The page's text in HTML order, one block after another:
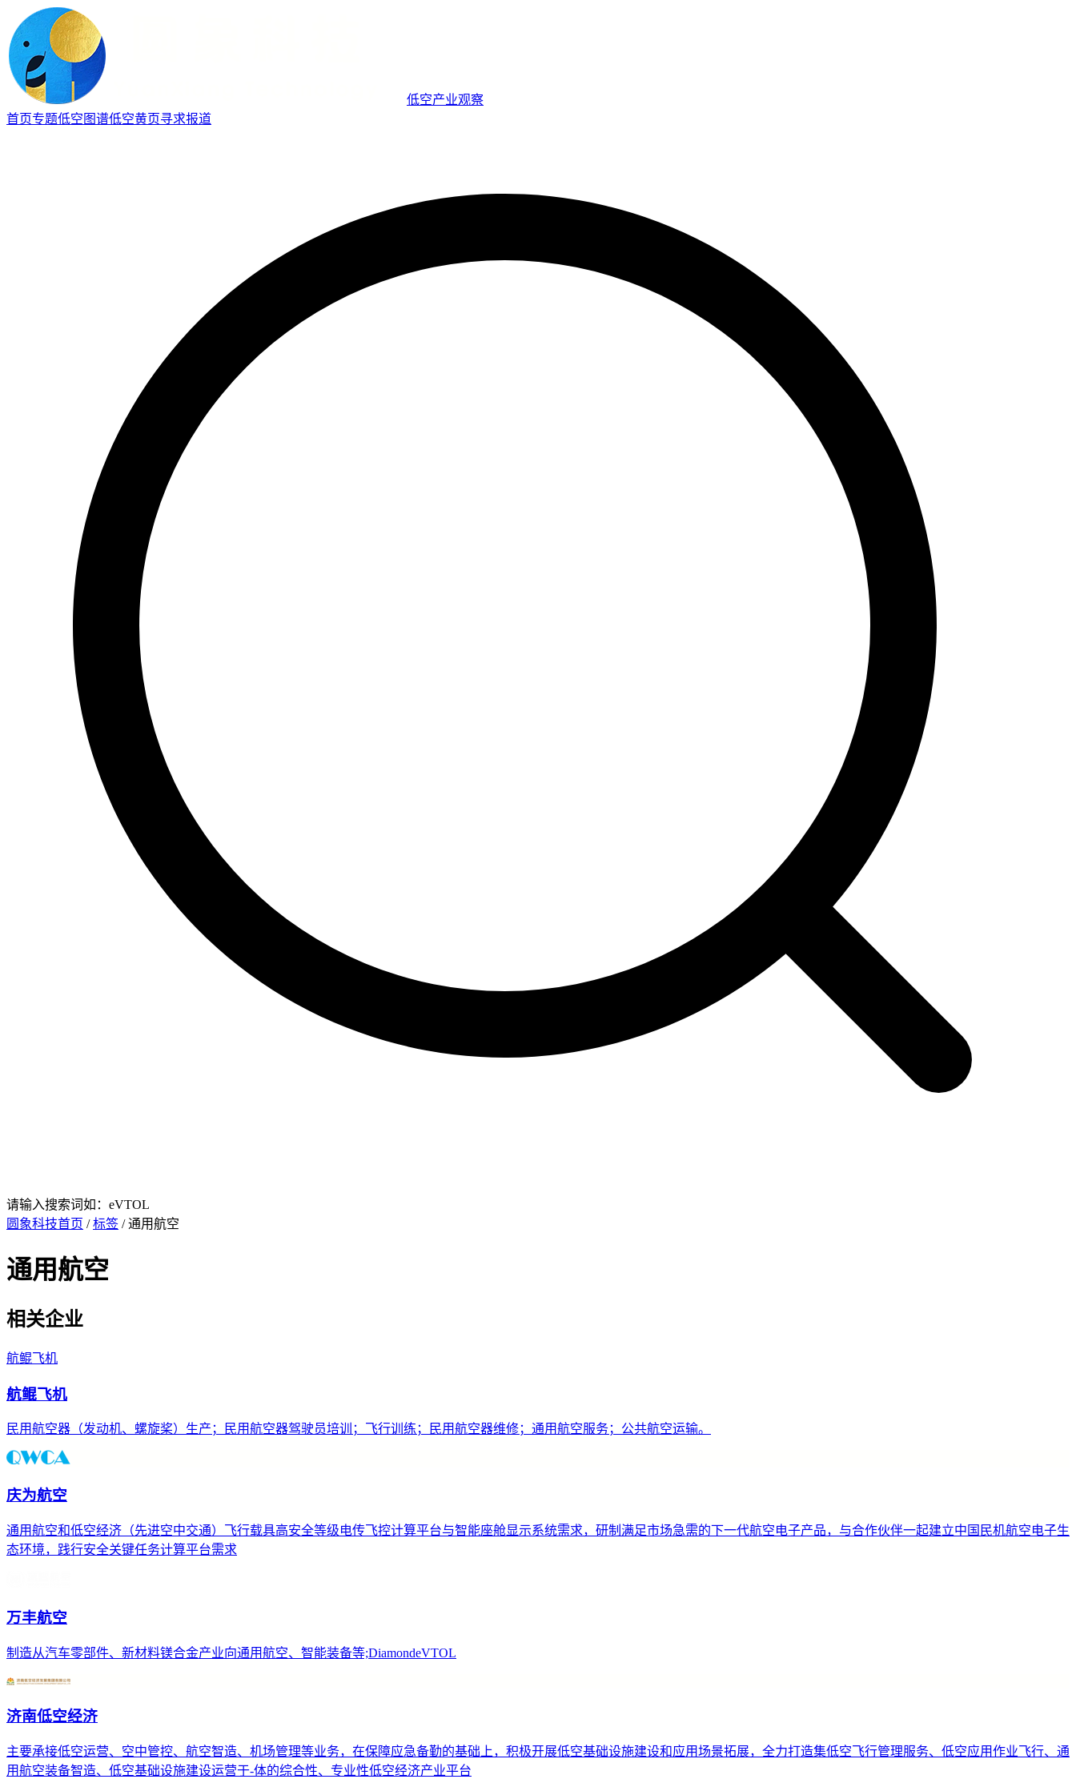
低空产业观察
首页专题低空图谱低空黄页寻求报道
请输入搜索词如：eVTOL
圆象科技首页 /标签 / 通用航空
通用航空
相关企业
航鲲飞机
航鲲飞机
民用航空器（发动机、螺旋桨）生产；民用航空器驾驶员培训；飞行训练；民用航空器维修；通用航空服务；公共航空运输。
庆为航空
通用航空和低空经济（先进空中交通）飞行载具高安全等级电传飞控计算平台与智能座舱显示系统需求，研制满足市场急需的下一代航空电子产品，与合作伙伴一起建立中国民机航空电子生
态环境，践行安全关键任务计算平台需求
万丰航空
制造从汽车零部件、新材料镁合金产业向通用航空、智能装备等;DiamondeVTOL
济南低空经济
主要承接低空运营、空中管控、航空智造、机场管理等业务，在保障应急备勤的基础上，积极开展低空基础设施建设和应用场景拓展，全力打造集低空飞行管理服务、低空应用作业飞行、通
用航空装备智造、低空基础设施建设运营于-体的综合性、专业性低空经济产业平台